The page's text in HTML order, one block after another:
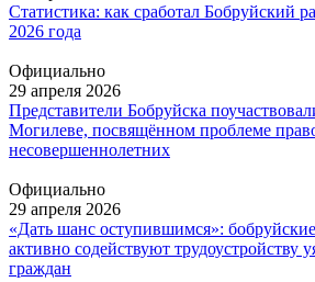
Статистика: как сработал Бобруйский
2026 года
Официально
29 апреля 2026
Представители Бобруйска
Могилеве, посвящённом проблеме
несовершеннолетних
Официально
29 апреля 2026
«Дать шанс оступившимся»:
активно содействуют трудоустройству
граждан